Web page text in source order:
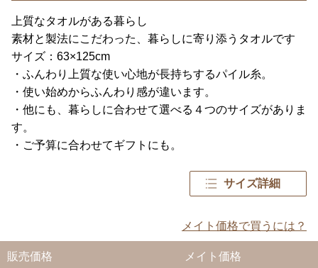
上質なタオルがある暮らし
素材と製法にこだわった、暮らしに寄り添うタオルです
サイズ：63×125cm
・ふんわり上質な使い心地が長持ちするパイル糸。
・使い始めからふんわり感が違います。
・他にも、暮らしに合わせて選べる４つのサイズがありま
す。
・ご予算に合わせてギフトにも。
サイズ詳細
メイト価格で買うには？
販売価格 メイト価格